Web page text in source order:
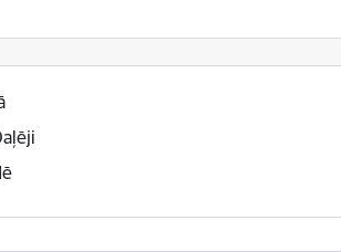
informācija bija noderīga?